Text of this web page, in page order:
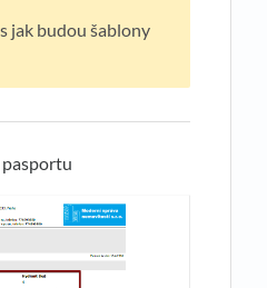
jak budou šablony